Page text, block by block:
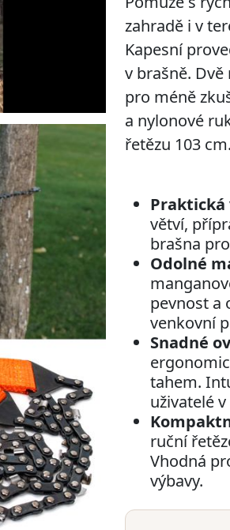
zahradě i v
Kapesní
v brašně.
pro méně
a nylonové
řetězu 103 cm.
Praktická
větví,
brašna
Odolné
pevnost a
venkovní
Snadné
tahem.
uživatelé
ruční
Vhodná
výbavy.